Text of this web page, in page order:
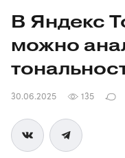
В Яндекс
можно
30.06.2025 135